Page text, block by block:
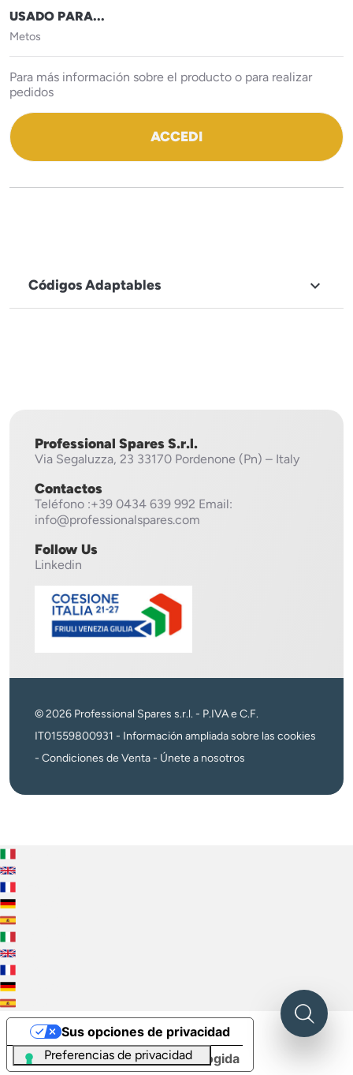
USADO PARA...
Metos
Para más información sobre el producto o para realizar
pedidos
ACCEDI
Códigos Adaptables 
Professional Spares S.r.l.
Via Segaluzza, 23 33170 Pordenone (Pn) – Italy
Contactos
Teléfono :+39 0434 639 992 Email:
info@professionalspares.com
Follow Us
Linkedin
© 2026 Professional Spares s.r.l. - P.IVA e C.F.
IT01559800931 - Información ampliada sobre las cookies
- Condiciones de Venta- Únete a nosotros
Aviso en el momento de la recogida
Sus opciones de privacidad